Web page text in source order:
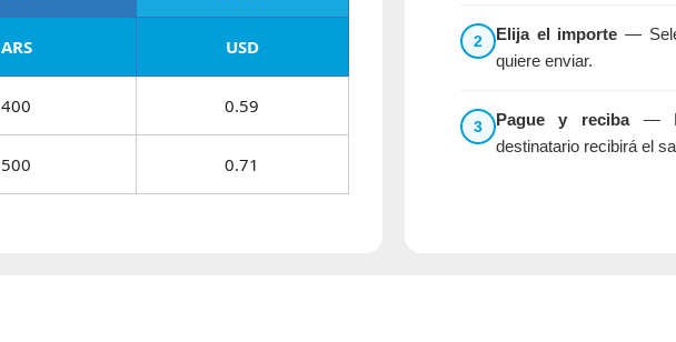
ARS USD
400 0.59
500 0.71
2 Elija el importe —
quiere enviar.
3 Pague y reciba—
destinatario recibirá el